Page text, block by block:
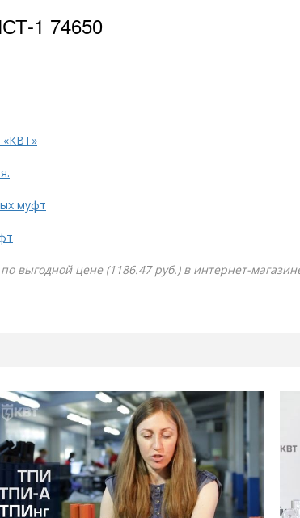
1 74650
«КВТ»
муфт
выгодной цене (1186.47 руб.) в интернет-